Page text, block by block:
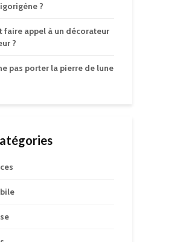
?
faire appel à un décorateur
?
pas porter la pierre de lune